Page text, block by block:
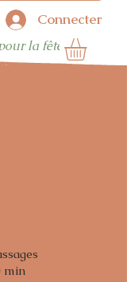
Connecter
la fêtes des pères
min